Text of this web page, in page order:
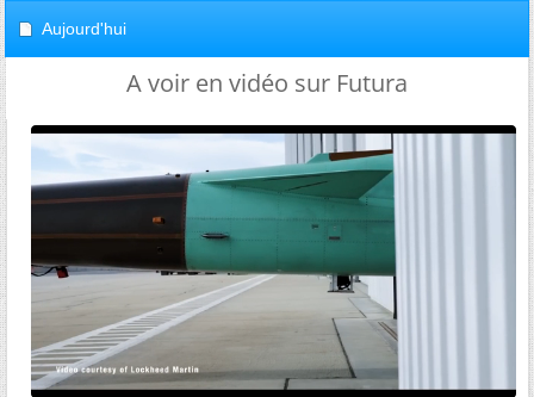
Aujourd'hui
A voir en vidéo sur Futura